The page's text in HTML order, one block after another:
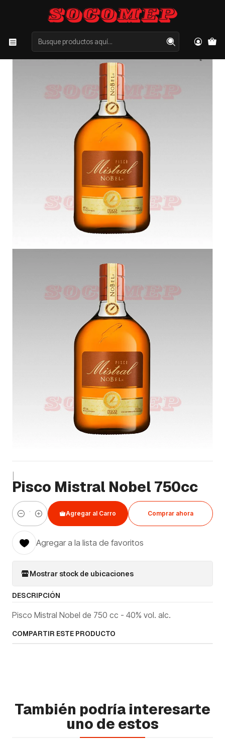
Inicio Categorías LICORES
PISCO
Pisco Mistral Nobel 750cc
Pisco Mistral Nobel 750cc
Cantidad
Agregar al Carro Comprar ahora
Agregar a la lista de favoritos
Mostrar stock de ubicaciones
DESCRIPCIÓN
Pisco Mistral Nobel de 750 cc - 40% vol. alc.
COMPARTIR ESTE PRODUCTO
También podría interesarte
uno de estos